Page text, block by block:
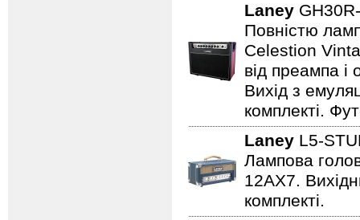
Laney
Повністю
Celestion
від преампа
Вихід з
комплекті.
Laney L5-
Лампова
12AX7.
комплекті.